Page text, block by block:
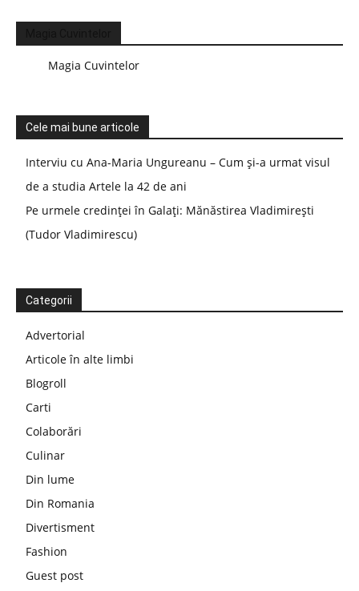
Magia Cuvintelor
Cele mai bune articole
Interviu cu Ana-Maria Ungureanu – Cum și-a urmat visul
de a studia Artele la 42 de ani
Pe urmele credinței în Galați: Mănăstirea Vladimirești
(Tudor Vladimirescu)
Categorii
Advertorial
Articole în alte limbi
Blogroll
Carti
Colaborări
Culinar
Din lume
Din Romania
Divertisment
Fashion
Guest post